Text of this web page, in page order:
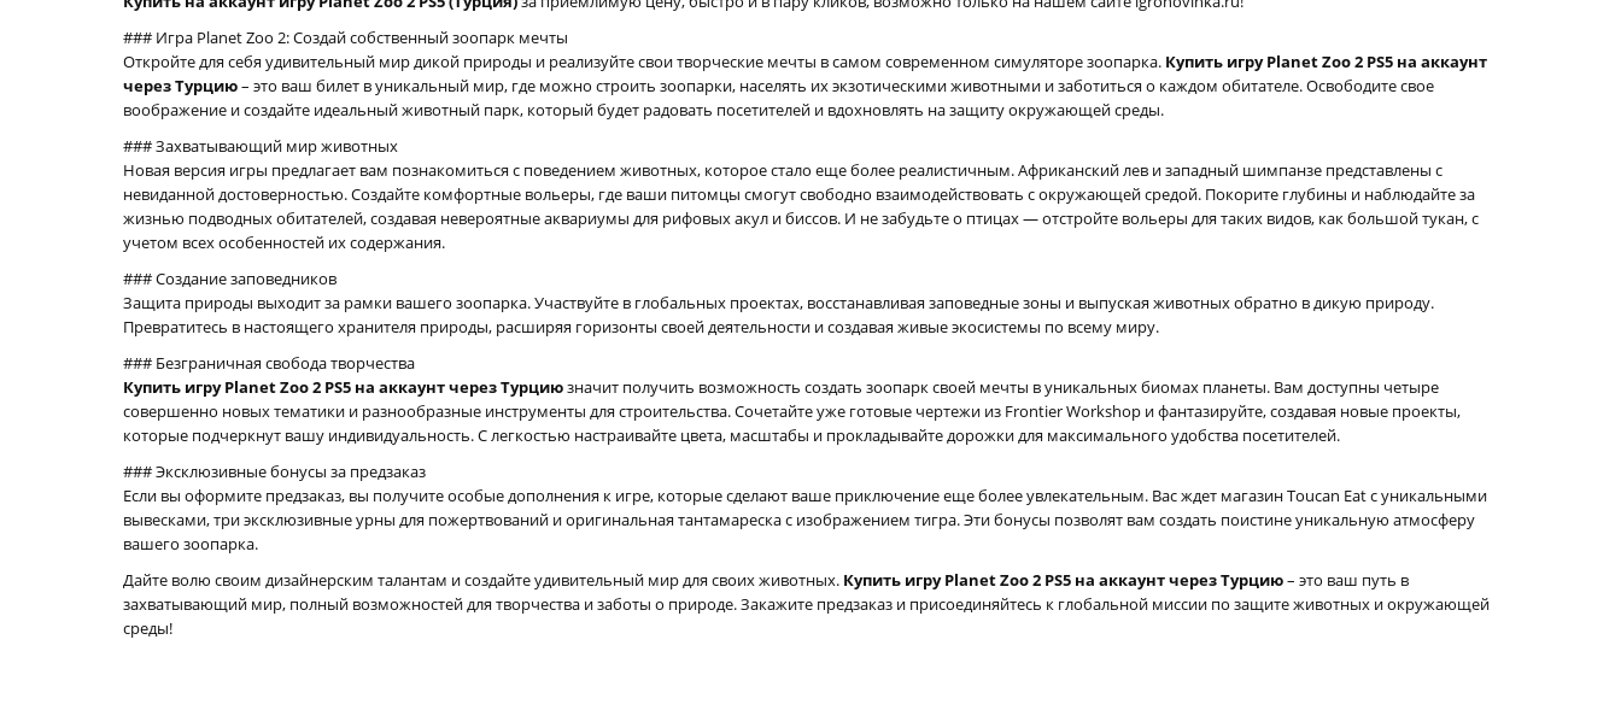
### Игра Planet Zoo 2: Создай собственный зоопарк мечты
Откройте для себя удивительный мир дикой природы и реализуйте свои творческие мечты в самом современном симуляторе зоопарка. Купить игру Planet Zoo 2 PS5 на аккаунт
через Турцию– это ваш билет в уникальный мир, где можно строить зоопарки, населять их экзотическими животными и заботиться о каждом обитателе. Освободите свое
воображение и создайте идеальный животный парк, который будет радовать посетителей и вдохновлять на защиту окружающей среды.
### Захватывающий мир животных
Новая версия игры предлагает вам познакомиться с поведением животных, которое стало еще более реалистичным. Африканский лев и западный шимпанзе представлены с
невиданной достоверностью. Создайте комфортные вольеры, где ваши питомцы смогут свободно взаимодействовать с окружающей средой. Покорите глубины и наблюдайте за
жизнью подводных обитателей, создавая невероятные аквариумы для рифовых акул и биссов. И не забудьте о птицах — отстройте вольеры для таких видов, как большой тукан, с
учетом всех особенностей их содержания.
### Создание заповедников
Защита природы выходит за рамки вашего зоопарка. Участвуйте в глобальных проектах, восстанавливая заповедные зоны и выпуская животных обратно в дикую природу.
Превратитесь в настоящего хранителя природы, расширяя горизонты своей деятельности и создавая живые экосистемы по всему миру.
### Безграничная свобода творчества
Купить игру Planet Zoo 2 PS5 на аккаунт через Турциюзначит получить возможность создать зоопарк своей мечты в уникальных биомах планеты. Вам доступны четыре
совершенно новых тематики и разнообразные инструменты для строительства. Сочетайте уже готовые чертежи из Frontier Workshop и фантазируйте, создавая новые проекты,
которые подчеркнут вашу индивидуальность. С легкостью настраивайте цвета, масштабы и прокладывайте дорожки для максимального удобства посетителей.
### Эксклюзивные бонусы за предзаказ
Если вы оформите предзаказ, вы получите особые дополнения к игре, которые сделают ваше приключение еще более увлекательным. Вас ждет магазин Toucan Eat с уникальными
вывесками, три эксклюзивные урны для пожертвований и оригинальная тантамареска с изображением тигра. Эти бонусы позволят вам создать поистине уникальную атмосферу
вашего зоопарка.
Дайте волю своим дизайнерским талантам и создайте удивительный мир для своих животных. Купить игру Planet Zoo 2 PS5 на аккаунт через Турцию– это ваш путь в
захватывающий мир, полный возможностей для творчества и заботы о природе. Закажите предзаказ и присоединяйтесь к глобальной миссии по защите животных и окружающей
среды!